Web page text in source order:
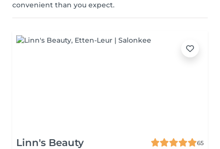
convenient than you expect.
Linn's Beauty
65